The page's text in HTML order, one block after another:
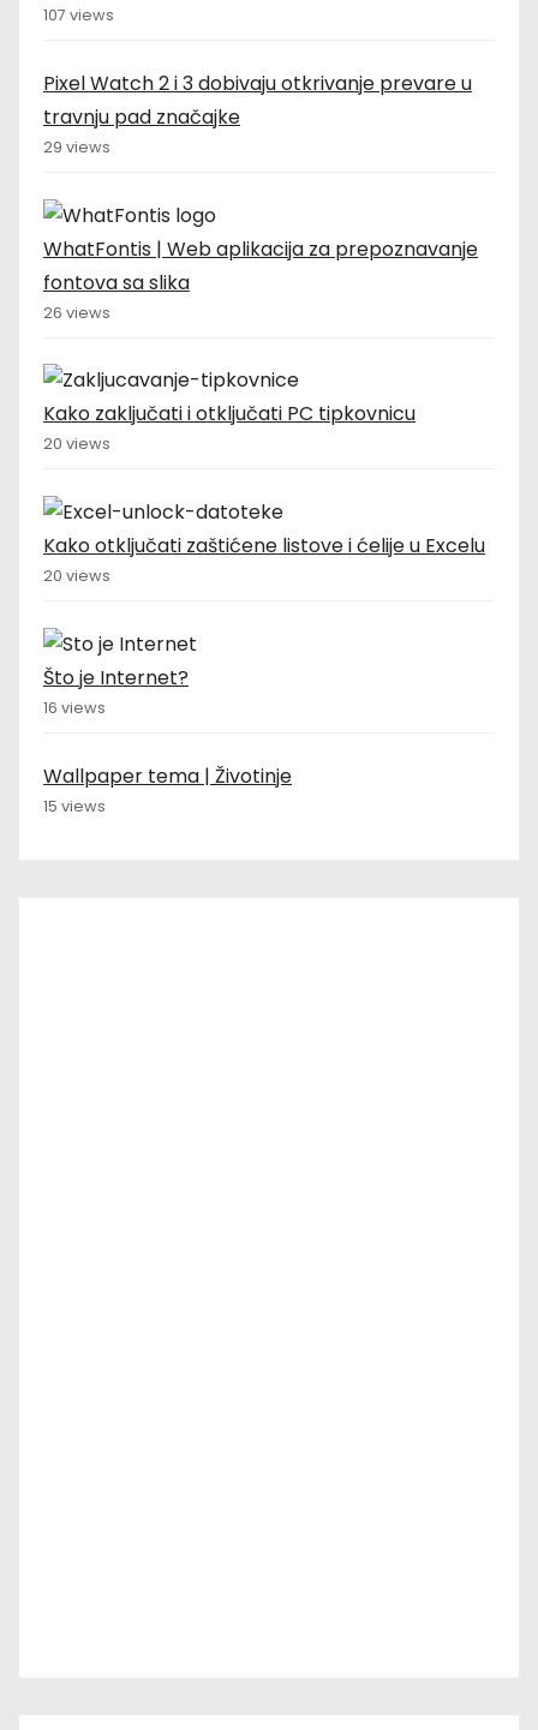
107 views
Pixel Watch 2 i 3 dobivaju otkrivanje prevare u
travnju pad značajke
29 views
WhatFontis | Web aplikacija za prepoznavanje
fontova sa slika
26 views
Kako zaključati i otključati PC tipkovnicu
20 views
Kako otključati zaštićene listove i ćelije u Excelu
20 views
Što je Internet?
16 views
Wallpaper tema | Životinje
15 views